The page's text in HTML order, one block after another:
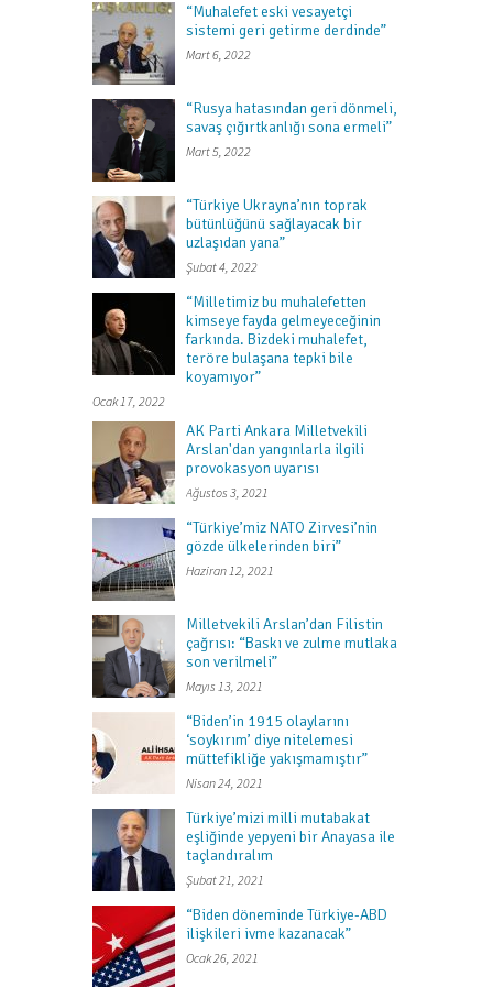
“Muhalefet eski vesayetçi
sistemi geri getirme derdinde”
Mart 6, 2022
“Rusya hatasından geri dönmeli,
savaş çığırtkanlığı sona ermeli”
Mart 5, 2022
“Türkiye Ukrayna’nın toprak
bütünlüğünü sağlayacak bir
uzlaşıdan yana”
Şubat 4, 2022
“Milletimiz bu muhalefetten
kimseye fayda gelmeyeceğinin
farkında. Bizdeki muhalefet,
teröre bulaşana tepki bile
koyamıyor”
Ocak 17, 2022
AK Parti Ankara Milletvekili
Arslan'dan yangınlarla ilgili
provokasyon uyarısı
Ağustos 3, 2021
“Türkiye’miz NATO Zirvesi’nin
gözde ülkelerinden biri”
Haziran 12, 2021
Milletvekili Arslan’dan Filistin
çağrısı: “Baskı ve zulme mutlaka
son verilmeli”
Mayıs 13, 2021
“Biden’in 1915 olaylarını
‘soykırım’ diye nitelemesi
müttefikliğe yakışmamıştır”
Nisan 24, 2021
Türkiye’mizi milli mutabakat
eşliğinde yepyeni bir Anayasa ile
taçlandıralım
Şubat 21, 2021
“Biden döneminde Türkiye-ABD
ilişkileri ivme kazanacak”
Ocak 26, 2021